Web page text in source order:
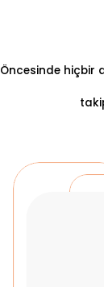
Öncesinde hiçbir